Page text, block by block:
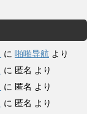
に 啪啪导航 より
に 匿名 より
に 匿名 より
に 匿名 より